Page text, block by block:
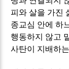
피와 살을 가진
종교심 안에 하
행동하지 않고
사탄이 지배하